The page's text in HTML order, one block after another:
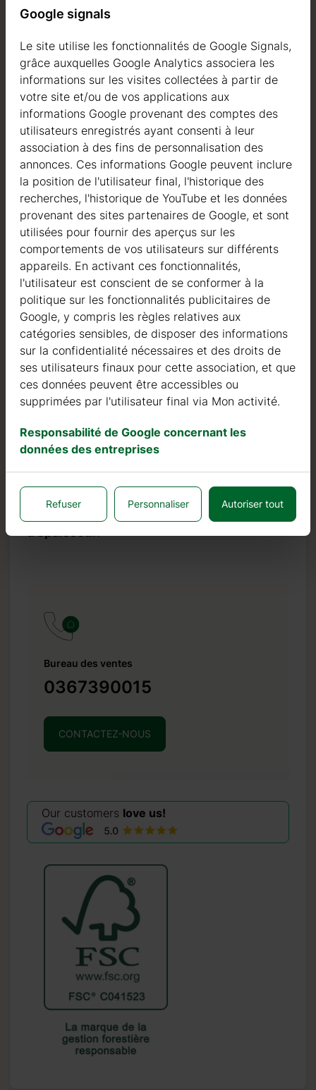
Qualité
Nous sommes actifs dans le domaine de la fabrication
de structures en bois depuis 2004. Au cours de ces
années, nous avons sélectionné les meilleurs
fournisseurs de bois. Nous utilisons exclusivement du
sapin nordique à croissance lente provenant de forêts
certifiées FSC en Europe du Nord.
Le bois de sapin nordique se distingue par ses
caractéristiques idéales dans la construction de maisons
en bois. Il est de couleur très claire, avec peu de nœuds,
et est connu pour sa résistance à la pourriture, à la
moisissure et aux insectes.
En plus des investissements dans le bois, nous
continuons à investir dans des machines automatiques
pour pouvoir produire des produits de qualité toujours
plus élevée.
Nous pouvons fièrement affirmer que notre taux de
retour ou de défaut est inférieur à 0,5 %, tandis que la
Nous offrons une garantie de 10 ans sur
tous les produits à partir de 44 mm
Bureau des ventes
0367390015
CONTACTEZ-NOUS
Our customers love us!
Google signals
Le site utilise les fonctionnalités de Google Signals,
grâce auxquelles Google Analytics associera les
informations sur les visites collectées à partir de
votre site et/ou de vos applications aux
informations Google provenant des comptes des
utilisateurs enregistrés ayant consenti à leur
association à des fins de personnalisation des
annonces. Ces informations Google peuvent inclure
la position de l'utilisateur final, l'historique des
recherches, l'historique de YouTube et les données
provenant des sites partenaires de Google, et sont
utilisées pour fournir des aperçus sur les
comportements de vos utilisateurs sur différents
appareils. En activant ces fonctionnalités,
l'utilisateur est conscient de se conformer à la
politique sur les fonctionnalités publicitaires de
Google, y compris les règles relatives aux
catégories sensibles, de disposer des informations
sur la confidentialité nécessaires et des droits de
ses utilisateurs finaux pour cette association, et que
ces données peuvent être accessibles ou
supprimées par l'utilisateur final via Mon activité.
Responsabilité de Google concernant les
données des entreprises
Refuser Personnaliser Autoriser tout